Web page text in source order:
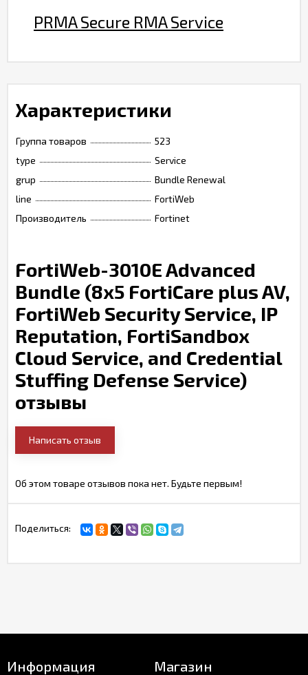
PRMA Secure RMA Service
Характеристики
Группа товаров
523
type
Service
grup
Bundle Renewal
line
FortiWeb
Производитель
Fortinet
FortiWeb-3010E Advanced
Bundle (8x5 FortiCare plus AV,
FortiWeb Security Service, IP
Reputation, FortiSandbox
Cloud Service, and Credential
Stuffing Defense Service)
отзывы
Написать отзыв
Об этом товаре отзывов пока нет. Будьте первым!
Поделиться:
Информация Магазин